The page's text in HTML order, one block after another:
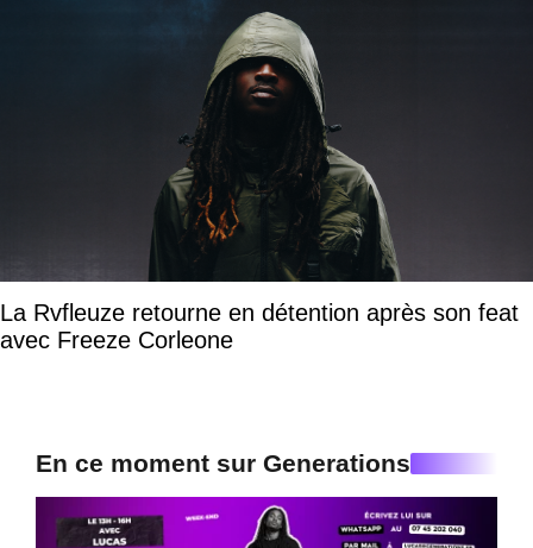
La Rvfleuze retourne en détention après son feat
avec Freeze Corleone
En ce moment sur Generations